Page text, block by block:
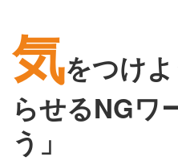
気をつけ
らせるNGワ
う」